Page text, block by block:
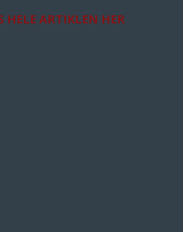
HELE ARTIKLEN HER